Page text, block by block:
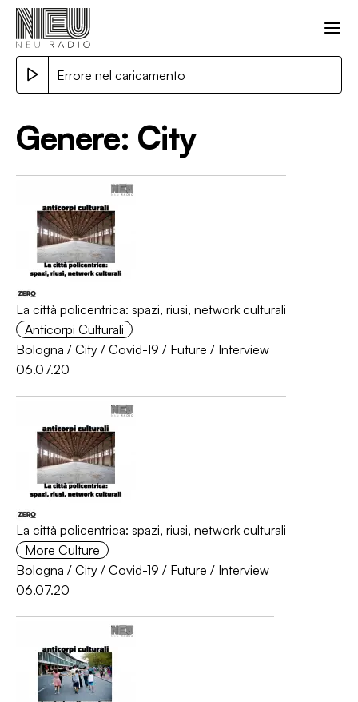
Errore nel caricamento
Genere: City
La città policentrica: spazi, riusi, network culturali
Anticorpi Culturali
Bologna / City / Covid-19 / Future / Interview
06.07.20
La città policentrica: spazi, riusi, network culturali
More Culture
Bologna / City / Covid-19 / Future / Interview
06.07.20